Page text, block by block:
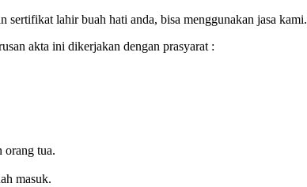
sertifikat lahir buah hati anda, bisa menggunakan jasa kami.
akta ini dikerjakan dengan prasyarat :
tua.
masuk.